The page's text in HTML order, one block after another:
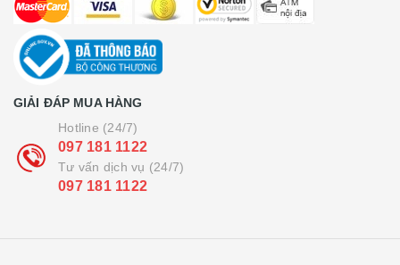
GIẢI ĐÁP MUA HÀNG
Hotline (24/7)
097 181 1122
Tư vấn dịch vụ (24/7)
097 181 1122